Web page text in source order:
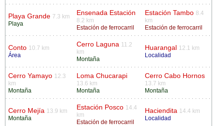
Playa Grande 7.3 km
Playa
Ensenada Estación
8.2 km
Estación de ferrocarril
Estación Tambo 8.4
km
Estación de ferrocarril
Conto 10.7 km
Área
Cerro Laguna 11.2
km
Montaña
Huarangal
12.1 km
Localidad
Cerro Yamayo 12.3
km
Montaña
Loma Chucarapi
13.6 km
Montaña
Cerro Cabo Hornos
13.7 km
Montaña
Cerro Mejía 13.9 km
Montaña
Estación Posco 14.4
km
Estación de ferrocarril
Haciendita 14.4 km
Localidad